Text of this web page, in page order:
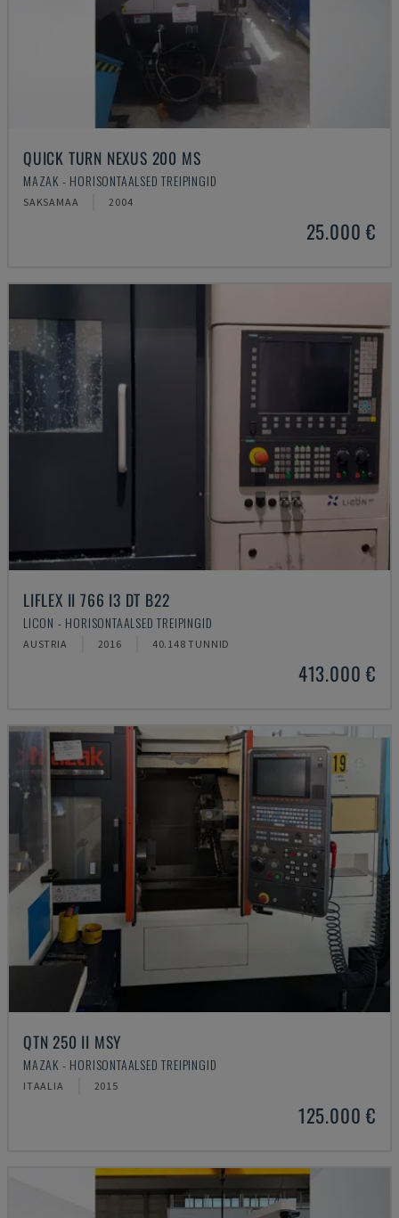
QUICK TURN NEXUS 200 MS
MAZAK - HORISONTAALSED TREIPINGID
SAKSAMAA 2004
25.000 €
LIFLEX II 766 I3 DT B22
LICON - HORISONTAALSED TREIPINGID
AUSTRIA 2016 40.148 TUNNID
413.000 €
QTN 250 II MSY
MAZAK - HORISONTAALSED TREIPINGID
ITAALIA 2015
125.000 €